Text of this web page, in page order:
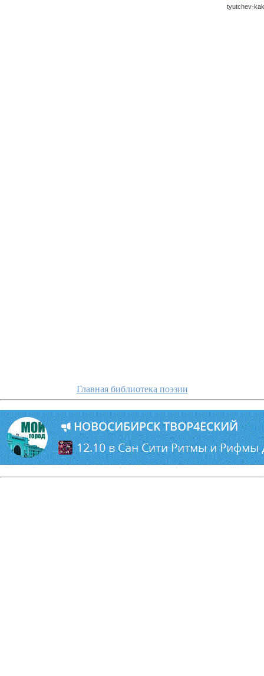
tyutchev-
Главная библиотека поэзии